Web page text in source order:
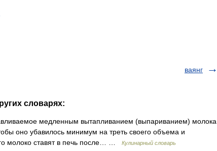
ваянг
словарях:
медленным вытапливанием (выпариванием) молока
оно убавилось минимум на треть своего объема и
молоко ставят в печь после… …
Кулинарный словарь